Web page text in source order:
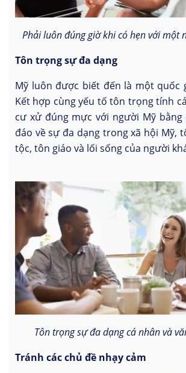
Phải luôn đúng giờ khi có hẹn với một
Tôn trọng sự đa dạng
Mỹ luôn được biết đến là một quốc
Kết hợp cùng yếu tố tôn trọng tính
cư xử đúng mực với người Mỹ bằng
đáo về sự đa dạng trong xã hội Mỹ,
tộc, tôn giáo và lối sống của người
Tôn trọng sự đa dạng cá nhân và
Tránh các chủ đề nhạy cảm